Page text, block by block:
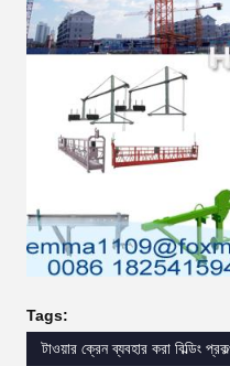
Tags:
টাওয়ার ক্রেন ব্যবহার করা বিল্ডিং